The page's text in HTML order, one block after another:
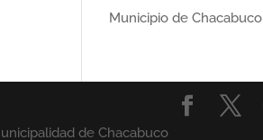
Municipio de Chacabuco
de Chacabuco